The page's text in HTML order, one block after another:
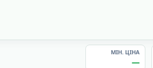
МІН. ЦІНА
—